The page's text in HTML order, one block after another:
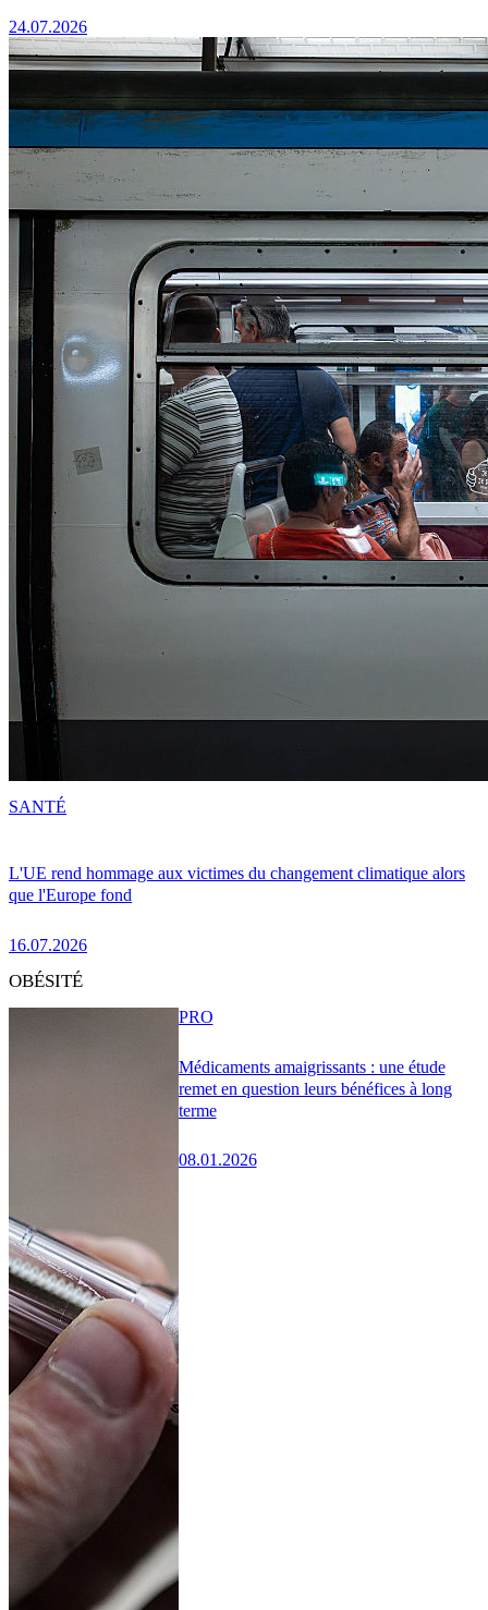
24.07.2026
L'UE rend hommage aux victimes du changement climatique alors
que l'Europe fond
16.07.2026
SANTÉ
OBÉSITÉ
Médicaments amaigrissants : une étude
remet en question leurs bénéfices à long
terme
08.01.2026
PRO